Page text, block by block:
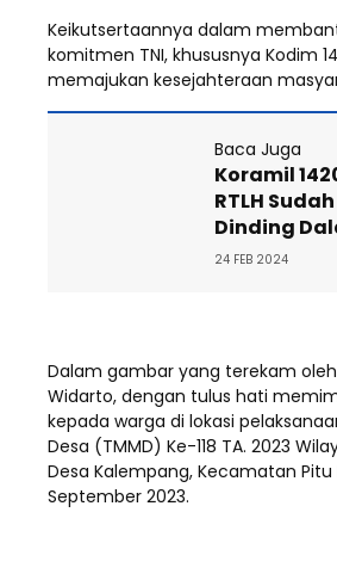
Keikutsertaannya dalam
komitmen TNI, khususnya Kodim
memajukan kesejahteraan
Baca Juga
Koramil
RTLH
Dinding
24 FEB 2024
Dalam gambar yang terekam
Widarto, dengan tulus hati
kepada warga di lokasi
Desa (TMMD) Ke-118 TA. 2023
Desa Kalempang, Kecamatan Pitu
September 2023.